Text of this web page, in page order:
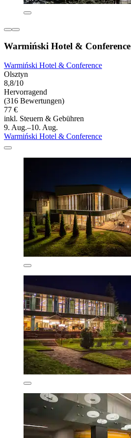
Warmiński Hotel & Conference
Warmiński Hotel & Conference
Olsztyn
8,8/10
Hervorragend
(316 Bewertungen)
77 €
inkl. Steuern & Gebühren
9. Aug.–10. Aug.
Warmiński Hotel & Conference